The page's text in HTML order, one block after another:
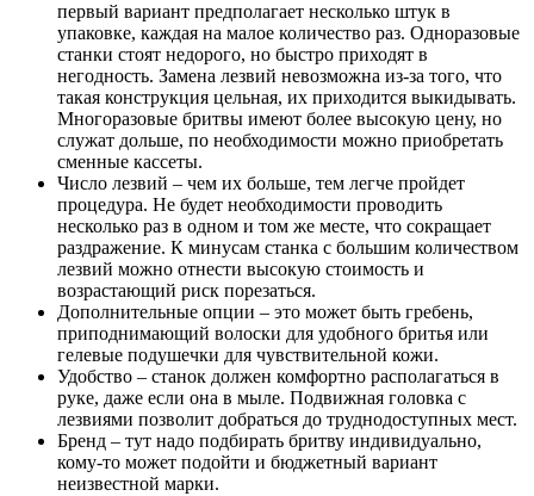
первый вариант предполагает несколько штук в
упаковке, каждая на малое количество раз. Одноразовые
станки стоят недорого, но быстро приходят в
негодность. Замена лезвий невозможна из-за того, что
такая конструкция цельная, их приходится выкидывать.
Многоразовые бритвы имеют более высокую цену, но
служат дольше, по необходимости можно приобретать
сменные кассеты.
Число лезвий – чем их больше, тем легче пройдет
процедура. Не будет необходимости проводить
несколько раз в одном и том же месте, что сокращает
раздражение. К минусам станка с большим количеством
лезвий можно отнести высокую стоимость и
возрастающий риск порезаться.
Дополнительные опции – это может быть гребень,
приподнимающий волоски для удобного бритья или
гелевые подушечки для чувствительной кожи.
Удобство – станок должен комфортно располагаться в
руке, даже если она в мыле. Подвижная головка с
лезвиями позволит добраться до труднодоступных мест.
Бренд – тут надо подбирать бритву индивидуально,
кому-то может подойти и бюджетный вариант
неизвестной марки.